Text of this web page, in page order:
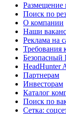
Размещение
Поиск по
О компании
Наши
Реклама на
Требования
Безопасный
HeadHunter
Партнерам
Инвесторам
Каталог
Поиск по
Сетка: